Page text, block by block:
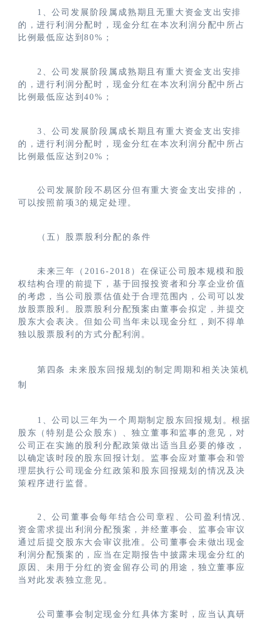
1、公司发展阶段属成熟期且无重大资金支出安排
的，进行利润分配时，现金分红在本次利润分配中所占
比例最低应达到80%；
2、公司发展阶段属成熟期且有重大资金支出安排
的，进行利润分配时，现金分红在本次利润分配中所占
比例最低应达到40%；
3、公司发展阶段属成长期且有重大资金支出安排
的，进行利润分配时，现金分红在本次利润分配中所占
比例最低应达到20%；
公司发展阶段不易区分但有重大资金支出安排的，
可以按照前项3的规定处理。
（五）股票股利分配的条件
未来三年（2016-2018）在保证公司股本规模和股
权结构合理的前提下，基于回报投资者和分享企业价值
的考虑，当公司股票估值处于合理范围内，公司可以发
放股票股利。股票股利分配预案由董事会拟定，并提交
股东大会表决。但如公司当年未以现金分红，则不得单
独以股票股利的方式分配利润。
第四条
未来股东回报规划的制定周期和相关决策机
制
1、公司以三年为一个周期制定股东回报规划。根据
股东（特别是公众股东）、独立董事和监事的意见，对
公司正在实施的股利分配政策做出适当且必要的修改，
以确定该时段的股东回报计划。监事会应对董事会和管
理层执行公司现金分红政策和股东回报规划的情况及决
策程序进行监督。
2、公司董事会每年结合公司章程、公司盈利情况、
资金需求提出利润分配预案，并经董事会、监事会审议
通过后提交股东大会审议批准。公司董事会未做出现金
利润分配预案的，应当在定期报告中披露未现金分红的
原因、未用于分红的资金留存公司的用途，独立董事应
当对此发表独立意见。
公司董事会制定现金分红具体方案时，应当认真研